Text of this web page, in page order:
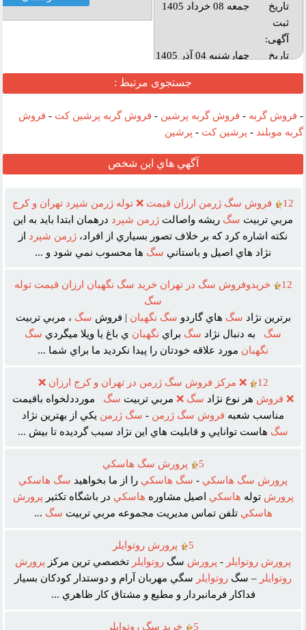
تاریخ
ثبت
آگهی:
جمعه 08 خرداد 1405
تاریخ
انقضای
چهارشنبه 04 آذر 1405
بروز
رساني:
وب :‌
جستجوی مرتبط :
- فروش گربه - فروش گربه پرشین - فروش گربه پرشین کت - فروش
گربه موبلند - پرشین کت - پرشین
آگهي هاي اين شخص
12
فروش سگ ژرمن ارزان قيمت ❌ توله ژرمن شپرد تهران و کرج
مربي تربيت سگ ريشه واصالت ژرمن شپرد درهمان ابتدا بايد به اين
نکته اشاره کرد که بر خلاف تصور بسياري از افراد، ژرمن شپرد از
نژاد هاي اصيل و باستاني سگ ها محسوب نمي شود و ...
12
خريدوفروش سگ در تهران خريد سگ نگهبان ارزان قيمت توله
سگ
برترين نژاد سگ هاي گاردو سگ نگهبان | فروش سگ ، مربي تربيت
سگ به دنبال نژاد سگ براي نگهبان ي باغ يا ويلا ميگردي سگ
نگهبان مورد علاقه خودتان را پيدا نکرديد ما براي شما ...
12
❌ مرکز فروش سگ ژرمن در تهران و کرج ارزان ❌
❌ فروش هر نوع نژاد سگ ❌مربي تربيت سگ مورددلخواه باقيمت
مناسب شعبه فروش سگ ژرمن - سگ ژرمن يکي از بهترين نژاد
سگ هاست توانايي و قابليت هاي اين نژاد سبب گرديده تا بيش ...
5
پرورش سگ هاسکي
پرورش سگ هاسکي - سگ هاسکي را از ما بخواهيد سگ هاسکي
پرورش توله هاسکي اصيل مشاوره هاسکي در باشگاه تکثير پرورش
هاسکي تلفن تماس مديريت مجموعه مربي تربيت سگ ...
5
پرورش روتوايلر
پرورش روتوايلر - پرورش سگ روتوايلر تخصصي ترين مرکز پرورش
روتوايلر – سگ روتوايلر سگي مهربان آرام و دوستدار کودکان بسيار
فداکار فرمانبردار و مطيع و مشتاق کار ظاهري ...
5
خريد سگ روتوايلر